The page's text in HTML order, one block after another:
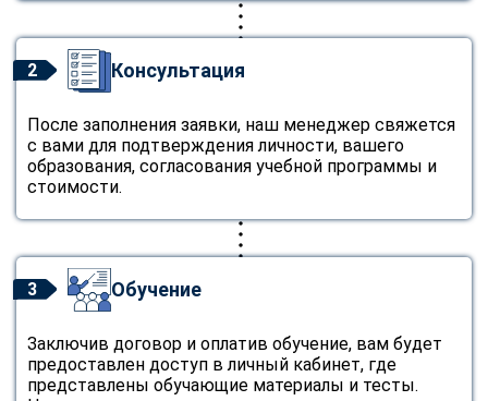
2 Консультация
После заполнения заявки, наш менеджер свяжется
с вами для подтверждения личности, вашего
образования, согласования учебной программы и
стоимости.
3 Обучение
Заключив договор и оплатив обучение, вам будет
предоставлен доступ в личный кабинет, где
представлены обучающие материалы и тесты.